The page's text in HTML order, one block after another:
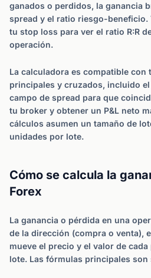
ganados o perdidos, la ganancia
spread y el ratio riesgo-beneficio.
tu stop loss para ver el ratio R:R
operación.
La calculadora es compatible con
principales y cruzados, incluido el
campo de spread para que
tu broker y obtener un P&L neto
cálculos asumen un tamaño de
unidades por lote.
Cómo se calcula la
Forex
La ganancia o pérdida en una
de la dirección (compra o venta),
mueve el precio y el valor de
lote. Las fórmulas principales son